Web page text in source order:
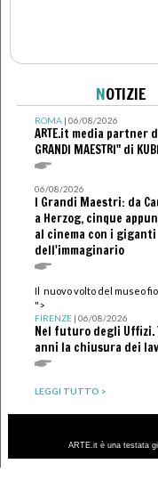
NOTIZIE
ROMA| 06/08/2026
ARTE.it media partner
GRANDI MAESTRI" di
06/08/2026
I Grandi Maestri: da
a Herzog, cinque
al cinema con i giganti
dell'immaginario
Il nuovo volto del museo
">
FIRENZE| 06/08/2026
Nel futuro degli Uffizi.
anni la chiusura dei
LEGGI TUTTO >
ARTE.it è una testata